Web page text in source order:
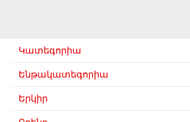
Կատեգորիա
Ենթակատեգորիա
Երկիր